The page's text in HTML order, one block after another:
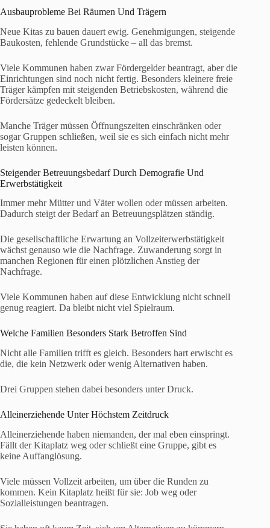
Ausbauprobleme Bei Räumen Und Trägern
Neue Kitas zu bauen dauert ewig. Genehmigungen, steigende
Baukosten, fehlende Grundstücke – all das bremst.
Viele Kommunen haben zwar Fördergelder beantragt, aber die
Einrichtungen sind noch nicht fertig. Besonders kleinere freie
Träger kämpfen mit steigenden Betriebskosten, während die
Fördersätze gedeckelt bleiben.
Manche Träger müssen Öffnungszeiten einschränken oder
sogar Gruppen schließen, weil sie es sich einfach nicht mehr
leisten können.
Steigender Betreuungsbedarf Durch Demografie Und
Erwerbstätigkeit
Immer mehr Mütter und Väter wollen oder müssen arbeiten.
Dadurch steigt der Bedarf an Betreuungsplätzen ständig.
Die gesellschaftliche Erwartung an Vollzeiterwerbstätigkeit
wächst genauso wie die Nachfrage. Zuwanderung sorgt in
manchen Regionen für einen plötzlichen Anstieg der
Nachfrage.
Viele Kommunen haben auf diese Entwicklung nicht schnell
genug reagiert. Da bleibt nicht viel Spielraum.
Welche Familien Besonders Stark Betroffen Sind
Nicht alle Familien trifft es gleich. Besonders hart erwischt es
die, die kein Netzwerk oder wenig Alternativen haben.
Drei Gruppen stehen dabei besonders unter Druck.
Alleinerziehende Unter Höchstem Zeitdruck
Alleinerziehende haben niemanden, der mal eben einspringt.
Fällt der Kitaplatz weg oder schließt eine Gruppe, gibt es
keine Auffanglösung.
Viele müssen Vollzeit arbeiten, um über die Runden zu
kommen. Kein Kitaplatz heißt für sie: Job weg oder
Sozialleistungen beantragen.